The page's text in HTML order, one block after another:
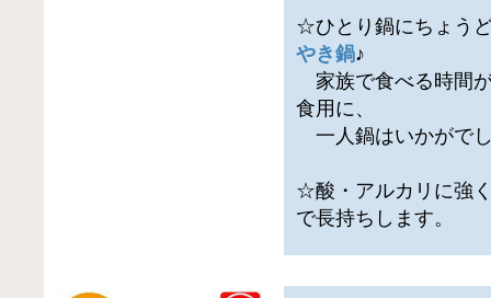
☆ひとり鍋にちょう
やき鍋♪
家族で食べる時間
食用に、
一人鍋はいかがで
☆酸・アルカリに強
で長持ちします。